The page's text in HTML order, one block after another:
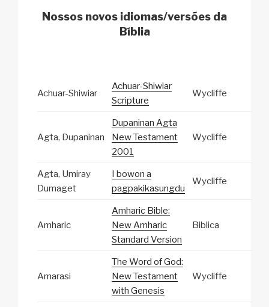
Nossos novos idiomas/versões da
Bíblia
Achuar-Shiwiar
Achuar-Shiwiar
Scripture
Wycliffe
Agta, Dupaninan
Dupaninan Agta
New Testament
2001
Wycliffe
Agta, Umiray
Dumaget
I bowon a
pagpakikasungdu
Wycliffe
Amharic
Amharic Bible:
New Amharic
Standard Version
Biblica
Amarasi
The Word of God:
New Testament
with Genesis
Wycliffe